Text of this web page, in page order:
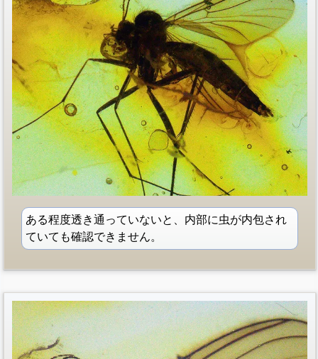
ある程度透き通っていないと、内部に虫が内包され
ていても確認できません。